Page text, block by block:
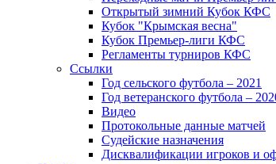
Открытый зимний Кубок КФС
Кубок "Крымская весна"
Кубок Премьер-лиги КФС
Регламенты турниров КФС
Ссылки
Год сельского футбола – 2021
Год ветеранского футбола –
Видео
Протокольные данные матчей
Судейские назначения
Дисквалификации игроков и